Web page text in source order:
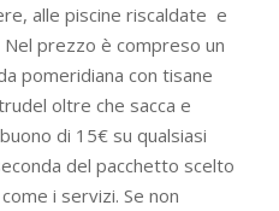
alle piscine riscaldate e
prezzo è compreso un
pomeridiana con tisane
oltre che sacca e
di 15€ su qualsiasi
del pacchetto scelto
i servizi. Se non